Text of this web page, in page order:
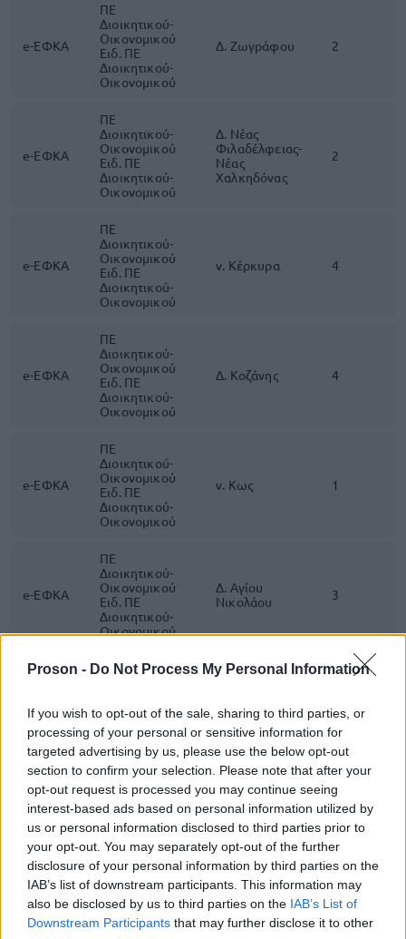
Proson - Do Not Process My Personal Information
If you wish to opt-out of the sale, sharing to third parties, or
processing of your personal or sensitive information for
targeted advertising by us, please use the below opt-out
section to confirm your selection. Please note that after your
opt-out request is processed you may continue seeing
interest-based ads based on personal information utilized by
us or personal information disclosed to third parties prior to
your opt-out. You may separately opt-out of the further
disclosure of your personal information by third parties on the
IAB’s list of downstream participants. This information may
also be disclosed by us to third parties on the IAB’s List of
Downstream Participants that may further disclose it to other
e-ΕΦΚΑ
ΠΕ
Διοικητικού-
Οικονομικού
Ειδ. ΠΕ
Διοικητικού-
Οικονομικού
Δ. Ζωγράφου 2
e-ΕΦΚΑ
ΠΕ
Διοικητικού-
Οικονομικού
Ειδ. ΠΕ
Διοικητικού-
Οικονομικού
Δ. Νέας
Φιλαδέλφειας-
Νέας
Χαλκηδόνας
2
e-ΕΦΚΑ
ΠΕ
Διοικητικού-
Οικονομικού
Ειδ. ΠΕ
Διοικητικού-
Οικονομικού
ν. Κέρκυρα 4
e-ΕΦΚΑ
ΠΕ
Διοικητικού-
Οικονομικού
Ειδ. ΠΕ
Διοικητικού-
Οικονομικού
Δ. Κοζάνης 4
e-ΕΦΚΑ
ΠΕ
Διοικητικού-
Οικονομικού
Ειδ. ΠΕ
Διοικητικού-
Οικονομικού
ν. Κως 1
e-ΕΦΚΑ
ΠΕ
Διοικητικού-
Οικονομικού
Ειδ. ΠΕ
Διοικητικού-
Οικονομικού
Δ. Αγίου
Νικολάου
3
ΠΕ
Ειδ. ΠΕ
Διοικητικού-
Οικονομικού
e-ΕΦΚΑ
ΠΕ
Διοικητικού-
Οικονομικού
Ειδ. ΠΕ
Διοικητικού-
Οικονομικού
ν. Λευκάδα 2
e-ΕΦΚΑ
ΠΕ
Διοικητικού-
Οικονομικού
Ειδ. ΠΕ
ν. Μύκονος 1